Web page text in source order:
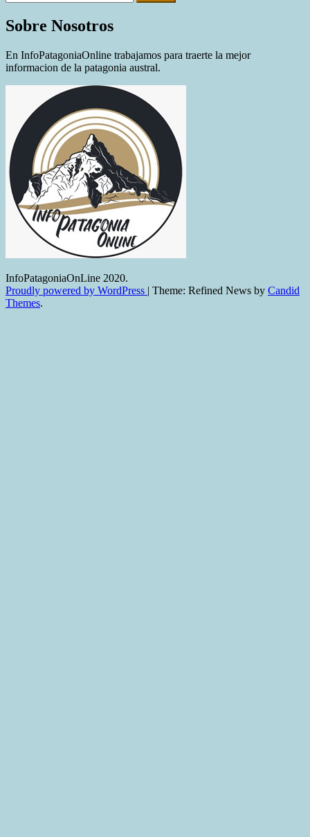
Sobre Nosotros
En InfoPatagoniaOnline trabajamos para traerte la mejor
informacion de la patagonia austral.
InfoPatagoniaOnLine 2020.
Proudly powered by WordPress | Theme: Refined News by Candid
Themes.